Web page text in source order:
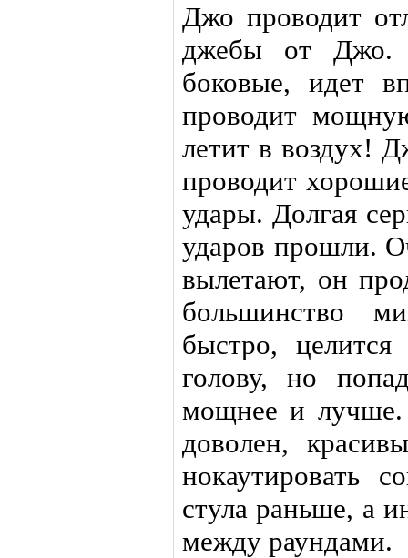
Джо проводит
джебы от Джо.
боковые, идет
проводит
летит в воздух!
проводит
удары. Долгая
ударов прошли.
вылетают, он
большинство
быстро,
голову, но
мощнее и
доволен,
нокаутировать
стула раньше, а
между раундами.